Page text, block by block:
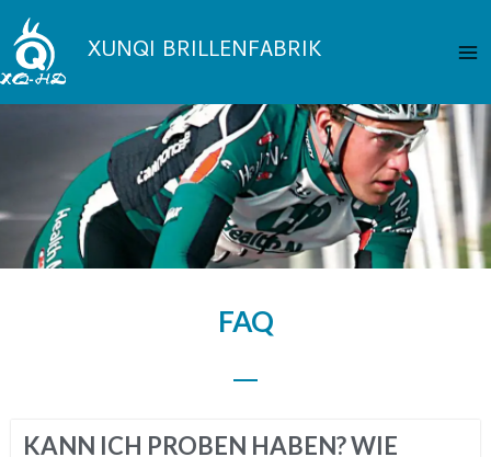
Zum
Inhalt
springen XUNQI BRILLENFABRIK
FAQ
KANN ICH PROBEN HABEN? WIE